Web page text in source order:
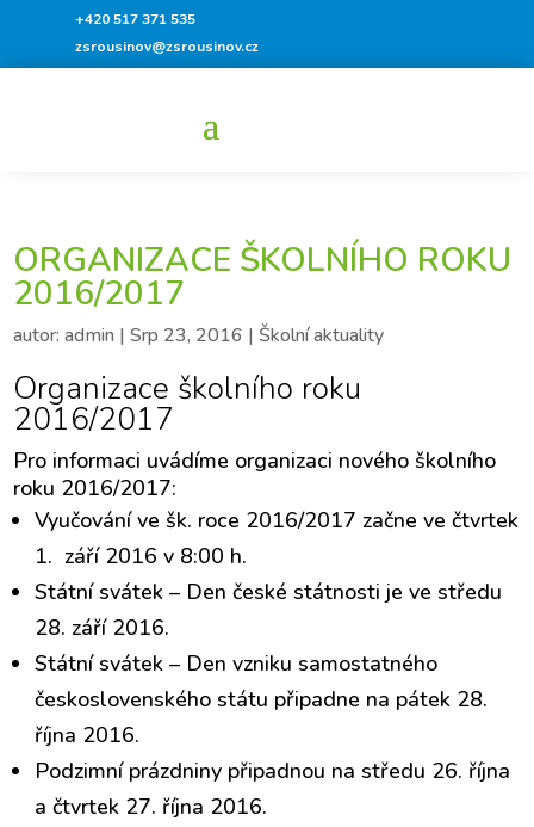
+420 517 371 535
zsrousinov@zsrousinov.cz
ORGANIZACE ŠKOLNÍHO ROKU
2016/2017
autor:admin |Srp 23, 2016 | Školní aktuality
Organizace školního roku
2016/2017
Pro informaci uvádíme organizaci nového školního
roku 2016/2017:
Vyučování ve šk. roce 2016/2017 začne ve čtvrtek
1. září 2016 v 8:00 h.
Státní svátek – Den české státnosti je ve středu
28. září 2016.
Státní svátek – Den vzniku samostatného
československého státu připadne na pátek 28.
října 2016.
Podzimní prázdniny připadnou na středu 26. října
a čtvrtek 27. října 2016.